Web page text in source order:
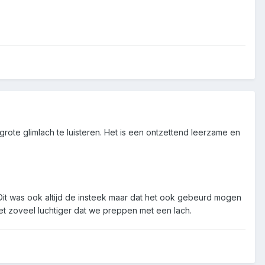
glimlach te luisteren. Het is een ontzettend leerzame en
was ook altijd de insteek maar dat het ook gebeurd mogen
zoveel luchtiger dat we preppen met een lach.